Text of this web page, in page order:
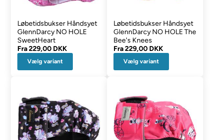
Løbetidsbukser Håndsyet
GlennDarcy NO HOLE
SweetHeart
Fra229,00 DKK
Vælg variant
Løbetidsbukser Håndsyet
GlennDarcy NO HOLE The
Bee's Knees
Fra229,00 DKK
Vælg variant